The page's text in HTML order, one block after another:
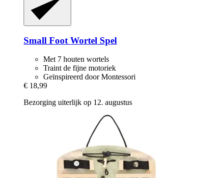
Small Foot Wortel Spel
Met 7 houten wortels
Traint de fijne motoriek
Geïnspireerd door Montessori
€ 18,99
Bezorging uiterlijk op 12. augustus